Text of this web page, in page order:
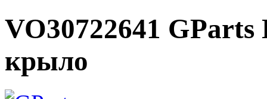
VO30722641 GParts
крыло